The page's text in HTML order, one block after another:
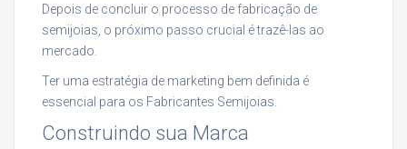
Depois de concluir o processo de fabricação de
semijoias, o próximo passo crucial é trazê-las ao
mercado.
Ter uma estratégia de marketing bem definida é
essencial para os Fabricantes Semijoias.
Construindo sua Marca